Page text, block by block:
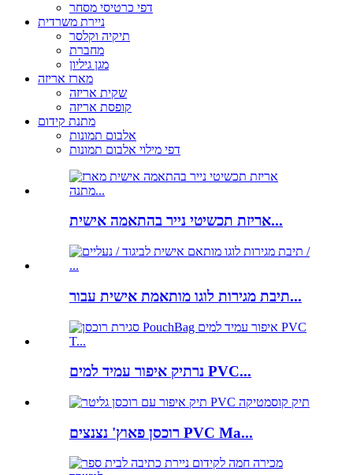
דפי כרטיסי מסחר
ניירת משרדית
תיקיה וקלסר
מחברת
מגן גיליון
מארז אריזה
שקית אריזה
קופסת אריזה
מתנת קידום
אלבום תמונות
דפי מילוי אלבום תמונות
אריזת תכשיטי נייר בהתאמה אישית...
תיבת מגירות לוגו מותאמת אישית עבור...
נרתיק איפור עמיד למים PVC...
רוכסן פאוץ' נצנצים PVC Ma...